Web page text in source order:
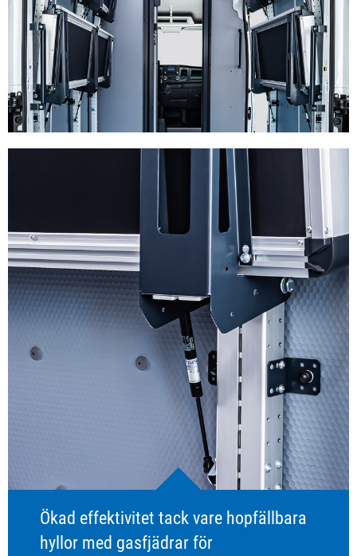
Ökad effektivitet tack vare hopfällbara
hyllor med gasfjädrar för